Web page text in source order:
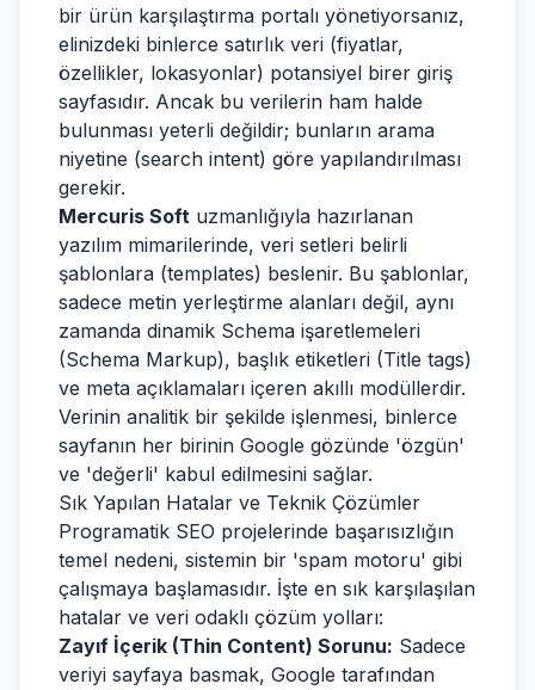
bir ürün karşılaştırma portalı yönetiyorsanız,
elinizdeki binlerce satırlık veri (fiyatlar,
özellikler, lokasyonlar) potansiyel birer giriş
sayfasıdır. Ancak bu verilerin ham halde
bulunması yeterli değildir; bunların arama
niyetine (search intent) göre yapılandırılması
gerekir.
Mercuris Soft uzmanlığıyla hazırlanan
yazılım mimarilerinde, veri setleri belirli
şablonlara (templates) beslenir. Bu şablonlar,
sadece metin yerleştirme alanları değil, aynı
zamanda dinamik Schema işaretlemeleri
(Schema Markup), başlık etiketleri (Title tags)
ve meta açıklamaları içeren akıllı modüllerdir.
Verinin analitik bir şekilde işlenmesi, binlerce
sayfanın her birinin Google gözünde 'özgün'
ve 'değerli' kabul edilmesini sağlar.
Sık Yapılan Hatalar ve Teknik Çözümler
Programatik SEO projelerinde başarısızlığın
temel nedeni, sistemin bir 'spam motoru' gibi
çalışmaya başlamasıdır. İşte en sık karşılaşılan
hatalar ve veri odaklı çözüm yolları:
Zayıf İçerik (Thin Content) Sorunu: Sadece
veriyi sayfaya basmak, Google tarafından